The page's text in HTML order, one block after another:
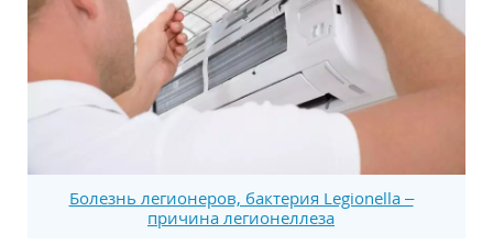
Болезнь легионеров, бактерия Legionella –
причина легионеллеза